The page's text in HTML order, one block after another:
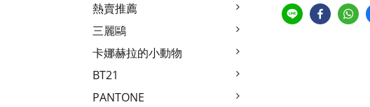
熱賣推薦
三麗鷗
卡娜赫拉的小動物
BT21
PANTONE